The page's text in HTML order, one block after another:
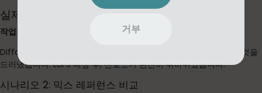
거부
실제 테스트 시나리오
작업: 보컬 트랙에서 두 컴프레서 플러그인 비교
Diffonic만이 "더 나은" 컴프레서가 실제로는 단지 1.5dB 더 크다는 것을
드러냈습니다. LUFS 매칭 후, 선호도가 완전히 뒤바뀌었습니다.
시나리오 2: 믹스 레퍼런스 비교